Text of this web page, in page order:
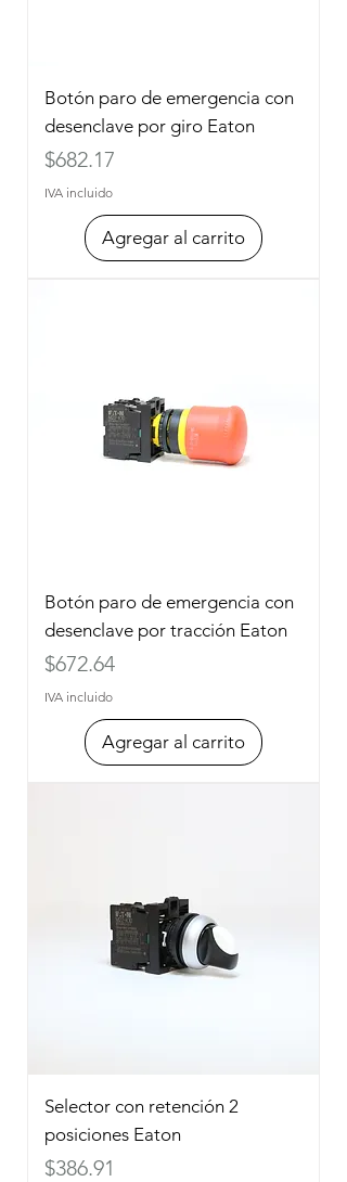
Botón paro de emergencia con
desenclave por giro Eaton
Precio
$682.17
IVA incluido
Agregar al carrito
Botón paro de emergencia con
desenclave por tracción Eaton
Precio
$672.64
IVA incluido
Agregar al carrito
Selector con retención 2
posiciones Eaton
Precio
$386.91